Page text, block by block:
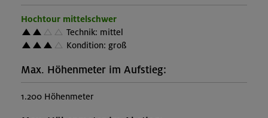
Hochtour mittelschwer
Technik: mittel
Kondition: groß
Max. Höhenmeter im Aufstieg:
1.200 Höhenmeter